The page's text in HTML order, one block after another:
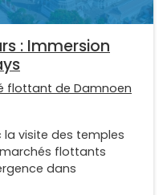
: Immersion
flottant de Damnoen
la visite des temples
flottants
dans